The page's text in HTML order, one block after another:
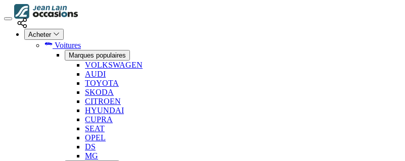
Acheter
Voitures
Marques populaires
VOLKSWAGEN
AUDI
TOYOTA
SKODA
CITROEN
HYUNDAI
CUPRA
SEAT
OPEL
DS
MG